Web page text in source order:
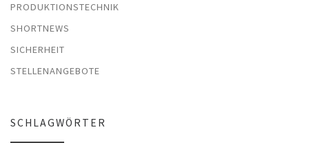
PRODUKTIONSTECHNIK
SHORTNEWS
SICHERHEIT
STELLENANGEBOTE
SCHLAGWÖRTER